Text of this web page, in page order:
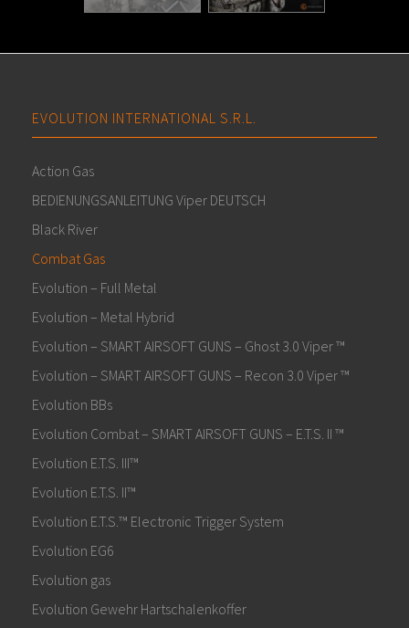
EVOLUTION INTERNATIONAL S.R.L.
Action Gas
BEDIENUNGSANLEITUNG Viper DEUTSCH
Black River
Combat Gas
Evolution – Full Metal
Evolution – Metal Hybrid
Evolution – SMART AIRSOFT GUNS – Ghost 3.0 Viper ™
Evolution – SMART AIRSOFT GUNS – Recon 3.0 Viper ™
Evolution BBs
Evolution Combat – SMART AIRSOFT GUNS – E.T.S. II ™
Evolution E.T.S. III™
Evolution E.T.S. II™
Evolution E.T.S.™ Electronic Trigger System
Evolution EG6
Evolution gas
Evolution Gewehr Hartschalenkoffer